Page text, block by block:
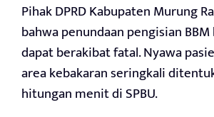
Pihak DPRD Kabupaten Murung
bahwa penundaan pengisian
dapat berakibat fatal. Nyawa
area kebakaran seringkali
hitungan menit di SPBU.